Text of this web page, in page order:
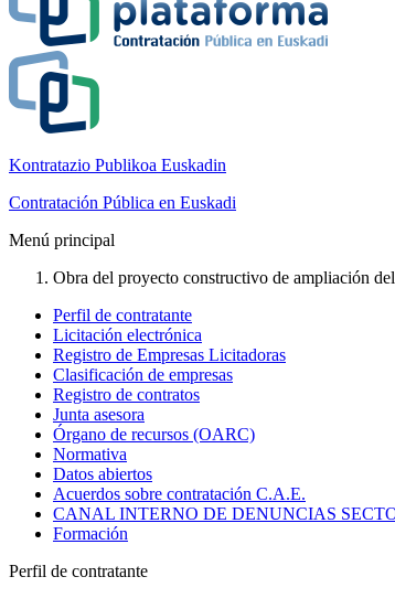
Kontratazio Publikoa Euskadin
Contratación Pública en Euskadi
Menú principal
Obra del proyecto constructivo de ampliación
Perfil de contratante
Licitación electrónica
Registro de Empresas Licitadoras
Clasificación de empresas
Registro de contratos
Junta asesora
Órgano de recursos (OARC)
Normativa
Datos abiertos
Acuerdos sobre contratación C.A.E.
CANAL INTERNO DE DENUNCIAS
Formación
Perfil de contratante